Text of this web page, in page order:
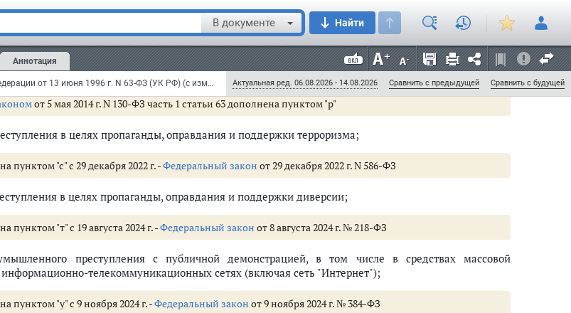
В документе Найти
о сотрудничестве
преступление
Аннотация
Уголовный кодекс Российской Федерации от 13 июня 1996 г. N 63-ФЗ (УК РФ) (с изменениями и дополнениями) Актуальная ред. 06.08.2026 - 14.08.2026 Сравнить с предыдущей Сравнить с будущей
организации, оказывающей социальные услуги, либо иной организации, обязанным
за несовершеннолетним (несовершеннолетней), либо иным лицом, осуществляющим трудовую
образования, воспитания, развития несовершеннолетних, организации их отдыха и
обеспечения, социальной защиты и социального обслуживания, в сфере детско-
культуры и искусства с участием несовершеннолетних;
от 5 мая 2014 г. N 130-ФЗ часть 1 статьи 63 дополнена пунктом "р"
в целях пропаганды, оправдания и поддержки терроризма;
пунктом "с" с 29 декабря 2022 г. -Федеральный закон от 29 декабря 2022 г. N 586-ФЗ
в целях пропаганды, оправдания и поддержки диверсии;
пунктом "т" с 19 августа 2024 г. -Федеральный закон от 8 августа 2024 г. № 218-ФЗ
преступления с публичной демонстрацией, в том числе в средствах массовой
телекоммуникационных сетях (включая сеть "Интернет");
пунктом "у" с 9 ноября 2024 г. -Федеральный закон от 9 ноября 2024 г. № 384-ФЗ